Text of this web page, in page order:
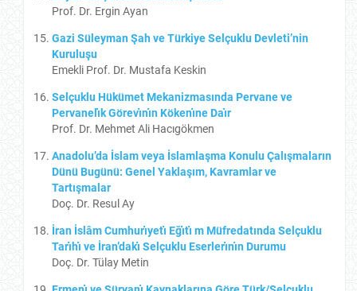
Prof. Dr. Ergin Ayan
Gazi Süleyman Şah ve Türkiye Selçuklu Devleti’nin
Kuruluşu
Emekli Prof. Dr. Mustafa Keskin
Selçuklu Hükümet Mekanizmasında Pervane ve
Pervanelı̇k Görevı̇nı̇n Kökenı̇ne Daı̇r
Prof. Dr. Mehmet Ali Hacıgökmen
Anadolu’da İslam veya İslamlaşma Konulu Çalışmaların
Dünü Bugünü: Genel Yaklaşım, Kavramlar ve
Tartışmalar
Doç. Dr. Resul Ay
İran İslâm Cumhurı̇yetı̇ Eğı̇tı̇ m Müfredatında Selçuklu
Tarı̇hı̇ ve İran’dakı̇ Selçuklu Eserlerı̇nı̇n Durumu
Doç. Dr. Tülay Metin